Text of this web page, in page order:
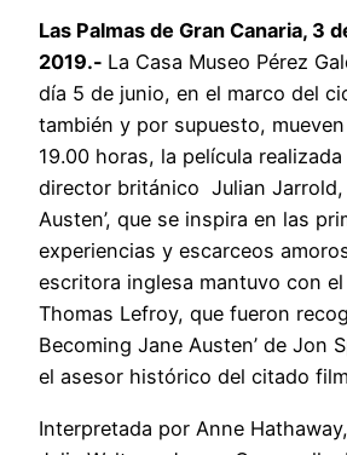
Las Palmas de Gran Canaria, 3
2019.- La Casa Museo Pérez
día 5 de junio, en el marco del
también y por supuesto, mueven
19.00 horas, la película
director británico Julian Jarrold,
Austen’, que se inspira en las
experiencias y escarceos
escritora inglesa mantuvo con
Thomas Lefroy, que fueron
Becoming Jane Austen’ de Jon
el asesor histórico del citado
Interpretada por Anne